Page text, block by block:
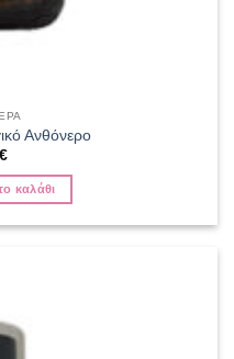
Ανθόνερο
€
καλάθι